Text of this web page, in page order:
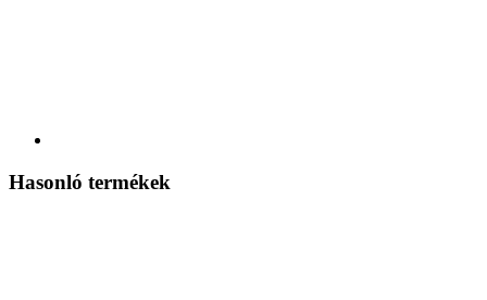
Hasonló termékek